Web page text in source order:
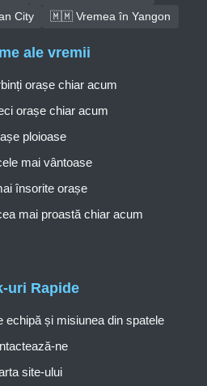
City
🇲🇲 Vremea în Yangon
uri Rapide
echipă și misiunea din spatele
ne
site-ului
ale vremii
orașe chiar acum
orașe chiar acum
ploioase
mai vântoase
însorite orașe
mai proastă chiar acum